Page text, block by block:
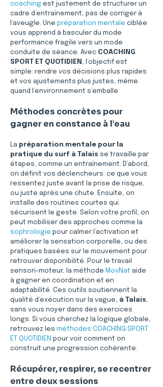
coaching est justement de structurer un
cadre d’entraînement, pas de corriger à
l’aveugle. Une préparation mentale ciblée
vous apprend à basculer du mode
performance fragile vers un mode
conduite de séance. Avec COACHING
SPORT ET QUOTIDIEN , l’objectif est
simple: rendre vos décisions plus rapides
et vos ajustements plus justes, même
quand l’environnement s’emballe.
Méthodes concrètes pour
gagner en constance à l’eau
La préparation mentale pour la
pratique du surf à Talais se travaille par
étapes, comme un entraînement. D’abord,
on définit vos déclencheurs: ce que vous
ressentez juste avant la prise de risque,
ou juste après une chute. Ensuite, on
installe des routines courtes qui
sécurisent le geste. Selon votre profil, on
peut mobiliser des approches comme la
sophrologie pour calmer l’activation et
améliorer la sensation corporelle, ou des
pratiques basées sur le mouvement pour
retrouver disponibilité. Pour le travail
sensori-moteur, la méthode MovNat aide
à gagner en coordination et en
adaptabilité. Ces outils soutiennent la
qualité d’exécution sur la vague, à Talais,
sans vous noyer dans des exercices
longs. Si vous cherchez la logique globale,
retrouvez les méthodes COACHING SPORT
ET QUOTIDIEN pour voir comment on
construit une progression cohérente.
Récupérer, respirer, se recentrer
entre deux sessions